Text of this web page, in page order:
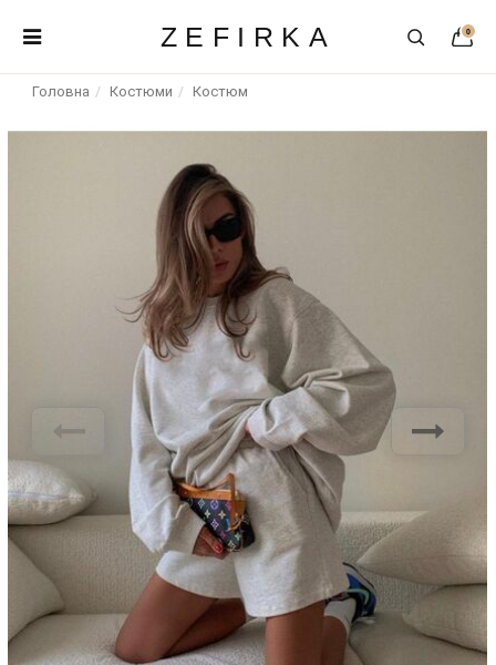
ZEFIRKA 0
Головна Костюми Костюм